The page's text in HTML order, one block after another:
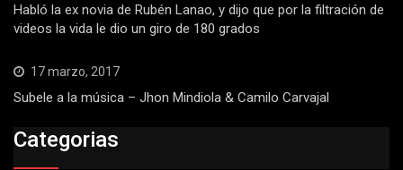
Habló la ex novia de Rubén Lanao, y dijo que por la filtración de
videos la vida le dio un giro de 180 grados
17 marzo, 2017
Subele a la música – Jhon Mindiola & Camilo Carvajal
Categorias